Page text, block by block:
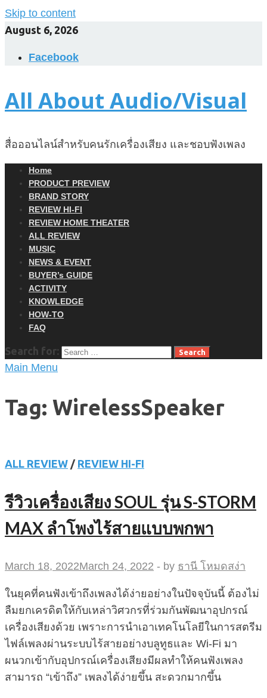
Skip to content
August 6, 2026
Facebook
All About Audio/Visual
สื่อออนไลน์สำหรับคนรักเครื่องเสียง และชอบฟังเพลง
Home
PRODUCT PREVIEW
BRAND STORY
REVIEW HI-FI
REVIEW HOME THEATER
ALL REVIEW
MUSIC
NEWS & EVENT
BUYER’s GUIDE
ACTIVITY
KNOWLEDGE
HOW-TO
FAQ
Search for:
Main Menu
Tag: WirelessSpeaker
ALL REVIEW / REVIEW HI-FI
รีวิวเครื่องเสียง SOUL รุ่น S-STORM
MAX ลำโพงไร้สายแบบพกพา
March 18, 2022March 24, 2022 - by ธานี โหมดสง่า
ในยุคที่คนฟังเข้าถึงเพลงได้ง่ายอย่างในปัจจุบันนี้ ต้องไม่
ลืมยกเครดิตให้กับเหล่าวิศวกรที่ร่วมกันพัฒนาอุปกรณ์
เครื่องเสียงด้วย เพราะการนำเอาเทคโนโลยีในการสตรีม
ไฟล์เพลงผ่านระบบไร้สายอย่างบลูทูธและ Wi-Fi มา
ผนวกเข้ากับอุปกรณ์เครื่องเสียงมีผลทำให้คนฟังเพลง
สามารถ “เข้าถึง” เพลงได้ง่ายขึ้น สะดวกมากขึ้น